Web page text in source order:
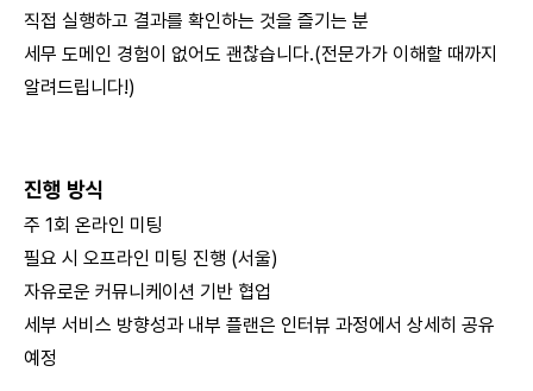
직접 실행하고 결과를 확인하는 것을 즐기는 분
세무 도메인 경험이 없어도 괜찮습니다.(전문가가 이해할 때까지
알려드립니다!)
진행 방식
주 1회 온라인 미팅
필요 시 오프라인 미팅 진행 (서울)
자유로운 커뮤니케이션 기반 협업
세부 서비스 방향성과 내부 플랜은 인터뷰 과정에서 상세히 공유
예정